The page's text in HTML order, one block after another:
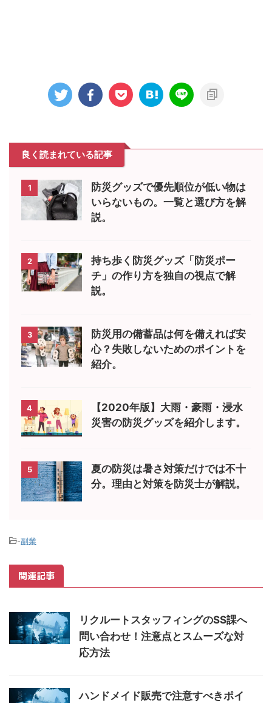
良く読まれている記事
1
防災グッズで優先順位が低い物は
いらないもの。一覧と選び方を解
説。
2
持ち歩く防災グッズ「防災ポー
チ」の作り方を独自の視点で解
説。
3
防災用の備蓄品は何を備えれば安
心？失敗しないためのポイントを
紹介。
4
【2020年版】大雨・豪雨・浸水
災害の防災グッズを紹介します。
5
夏の防災は暑さ対策だけでは不十
分。理由と対策を防災士が解説。
-副業
関連記事
リクルートスタッフィングのSS課へ
問い合わせ！注意点とスムーズな対
応方法
ハンドメイド販売で注意すべきポイ